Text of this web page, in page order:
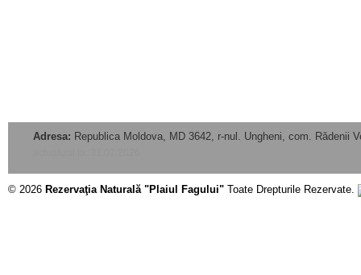
Adresa: Republica Moldova, MD 3642, r-nul. Ungheni, com. Rădenii
© 2026 Rezervaţia Naturală "Plaiul Fagului" Toate Drepturile Rezervate.